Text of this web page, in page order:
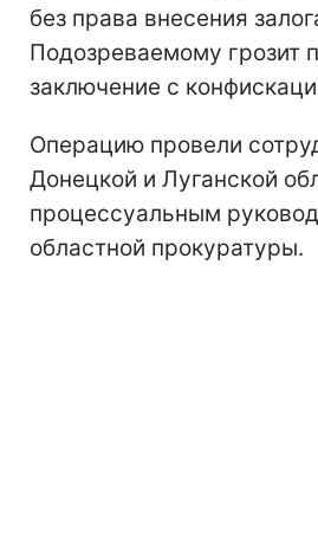
без права внесения
Подозреваемому грозит
заключение с
Операцию провели
Донецкой и Луганской
процессуальным
областной прокуратуры.